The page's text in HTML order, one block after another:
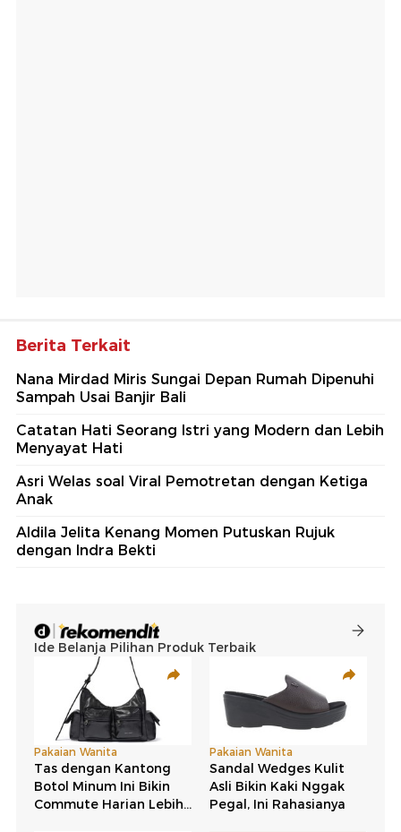
Berita Terkait
Nana Mirdad Miris Sungai Depan Rumah Dipenuhi
Sampah Usai Banjir Bali
Catatan Hati Seorang Istri yang Modern dan Lebih
Menyayat Hati
Asri Welas soal Viral Pemotretan dengan Ketiga
Anak
Aldila Jelita Kenang Momen Putuskan Rujuk
dengan Indra Bekti